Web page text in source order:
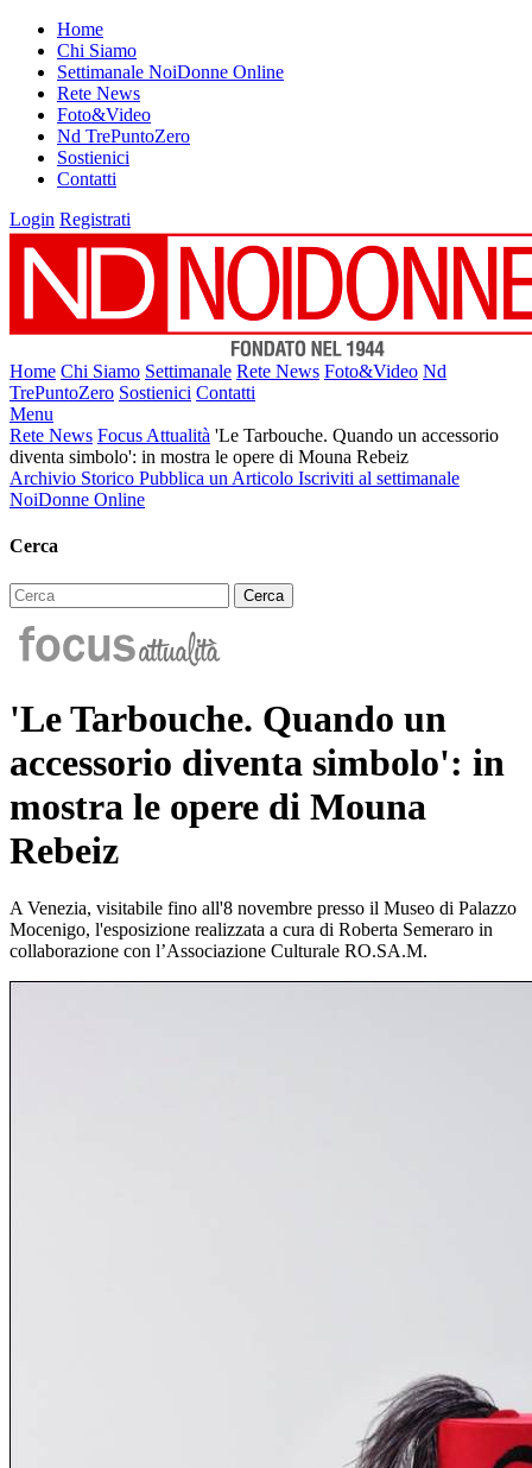
Home
Chi Siamo
Settimanale NoiDonne Online
Rete News
Foto&Video
Nd TrePuntoZero
Sostienici
Contatti
Login Registrati
Home Chi Siamo Settimanale Rete News Foto&Video Nd
TrePuntoZero Sostienici Contatti
Menu
Rete News Focus Attualità 'Le Tarbouche. Quando un accessorio
diventa simbolo': in mostra le opere di Mouna Rebeiz
Archivio Storico Pubblica un Articolo Iscriviti al settimanale
NoiDonne Online
Cerca
'Le Tarbouche. Quando un
accessorio diventa simbolo': in
mostra le opere di Mouna
Rebeiz
A Venezia, visitabile fino all'8 novembre presso il Museo di Palazzo
Mocenigo, l'esposizione realizzata a cura di Roberta Semeraro in
collaborazione con l’Associazione Culturale RO.SA.M.